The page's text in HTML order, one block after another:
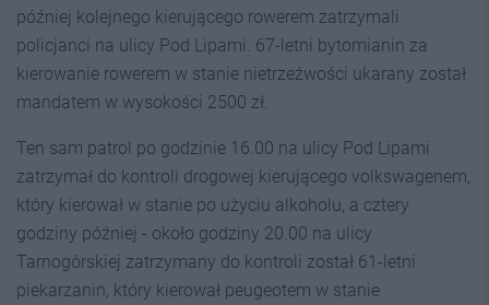
później kolejnego kierującego rowerem zatrzymali
policjanci na ulicy Pod Lipami. 67-letni bytomianin za
kierowanie rowerem w stanie nietrzeźwości ukarany został
mandatem w wysokości 2500 zł
Ten sam patrol po godzinie 16.00 na ulicy Pod Lipami
zatrzymał do kontroli drogowej kierującego volkswagenem,
który kierował w stanie po użyciu alkoholu, a cztery
godziny później - około godziny 20.00 na ulicy
Tarnogórskiej zatrzymany do kontroli został 61-letni
piekarzanin, który kierował peugeotem w stanie